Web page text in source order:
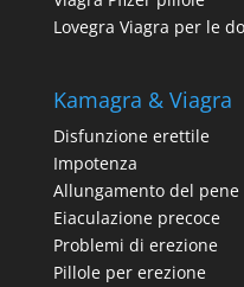
Lovegra Viagra per le
Kamagra & Viagra
Disfunzione erettile
Impotenza
Allungamento del pene
Eiaculazione precoce
Problemi di erezione
Pillole per erezione